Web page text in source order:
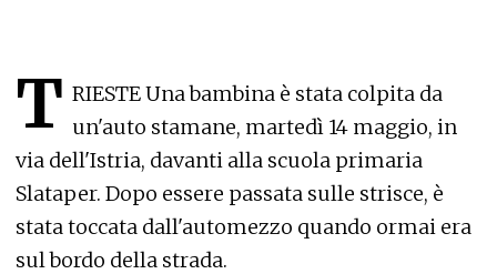
T RIESTE Una bambina è stata colpita da
un'auto stamane, martedì 14 maggio, in
via dell'Istria, davanti alla scuola primaria
Slataper. Dopo essere passata sulle strisce, è
stata toccata dall'automezzo quando ormai era
sul bordo della strada.